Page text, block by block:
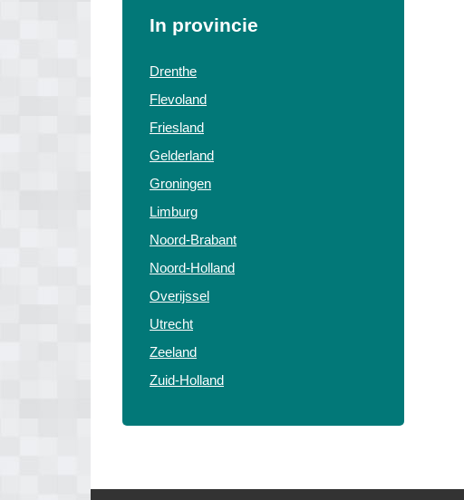
In provincie
Drenthe
Flevoland
Friesland
Gelderland
Groningen
Limburg
Noord-Brabant
Noord-Holland
Overijssel
Utrecht
Zeeland
Zuid-Holland